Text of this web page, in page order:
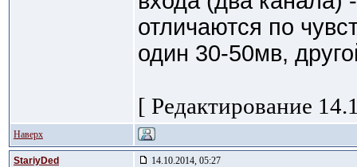
отличаются по
один 30-50мв,
[ Редактирование
Наверх
StariyDed 14.10.2014, 05:27